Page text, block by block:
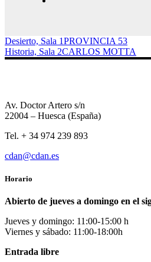
Desierto, Sala 1PROVINCIA 53
Historia, Sala 2CARLOS MOTTA
Av. Doctor Artero s/n
22004 – Huesca (España)
Tel. + 34 974 239 893
cdan@cdan.es
Horario
Abierto de jueves a domingo en el
Jueves y domingo: 11:00-15:00 h
Viernes y sábado: 11:00-18:00h
Entrada libre